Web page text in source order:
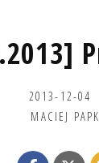
2013-12-04
MACIEJ